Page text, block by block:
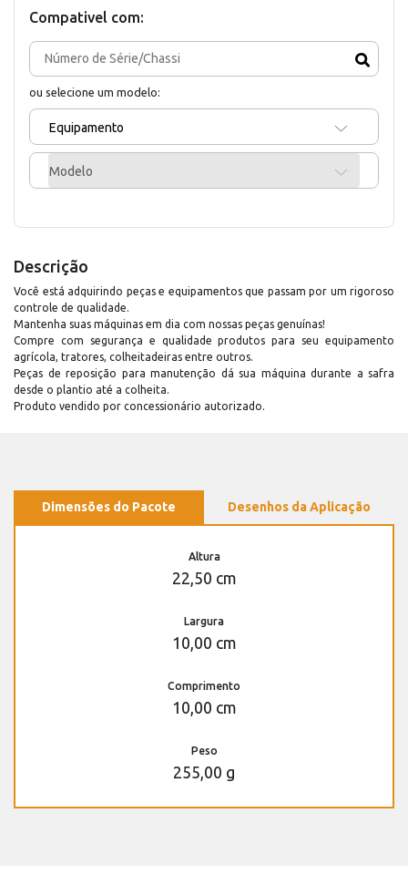
Compativel com:
ou selecione um modelo:
Equipamento
Modelo
Descrição
Você está adquirindo peças e equipamentos que passam por um rigoroso
controle de qualidade.
Mantenha suas máquinas em dia com nossas peças genuínas!
Compre com segurança e qualidade produtos para seu equipamento
agrícola, tratores, colheitadeiras entre outros.
Peças de reposição para manutenção dá sua máquina durante a safra
desde o plantio até a colheita.
Produto vendido por concessionário autorizado.
Dimensões do Pacote Desenhos da Aplicação
Altura
22,50 cm
Largura
10,00 cm
Comprimento
10,00 cm
Peso
255,00 g